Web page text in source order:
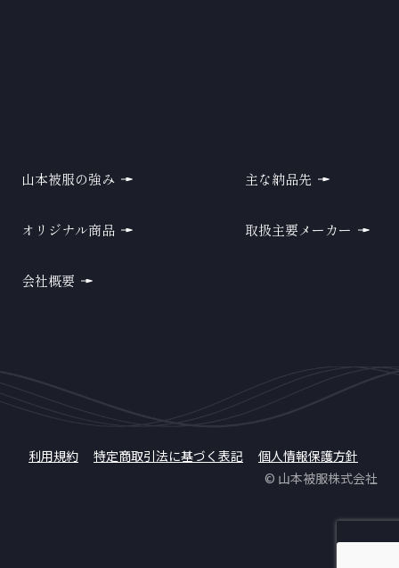
山本被服の強み 主な納品先
オリジナル商品 取扱主要メーカー
会社概要
利用規約 特定商取引法に基づく表記
個人情報保護方針
© 山本被服株式会社